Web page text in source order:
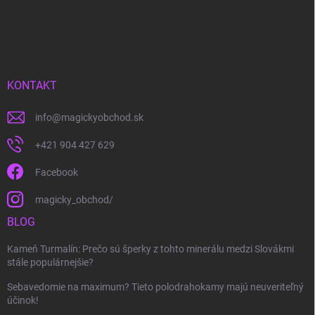
KONTAKT
info@magickyobchod.sk
+421 904 427 629
Facebook
magicky_obchod/
BLOG
Kameň Turmalín: Prečo sú šperky z tohto minerálu medzi Slovákmi
stále populárnejšie?
Sebavedomie na maximum? Tieto polodrahokamy majú neuveriteľný
účinok!